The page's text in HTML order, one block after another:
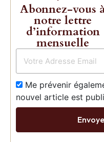
Abonnez-vous
notre lettre
d’information
mensuelle
Me prévenir
nouvel article est